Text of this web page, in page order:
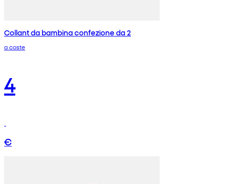
Collant da bambina confezione da 2
a coste
4
€